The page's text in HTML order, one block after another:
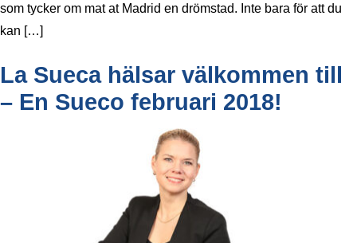
som tycker om mat at Madrid en drömstad. Inte bara för att du
kan […]
La Sueca hälsar välkommen till
– En Sueco februari 2018!